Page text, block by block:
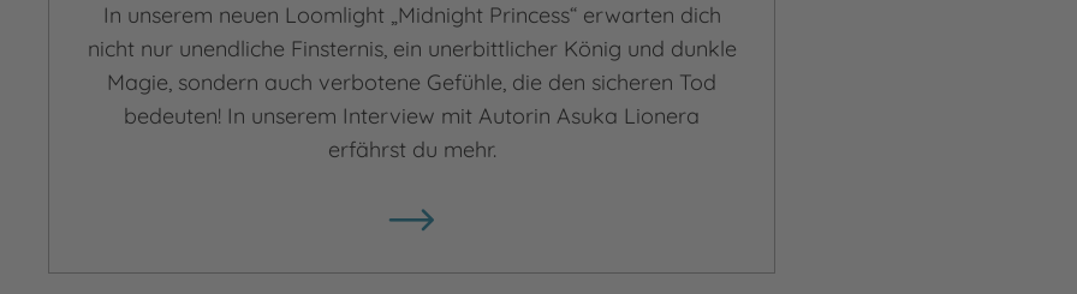
In unserem neuen Loomlight „Midnight Princess“ erwarten dich
nicht nur unendliche Finsternis, ein unerbittlicher König und dunkle
Magie, sondern auch verbotene Gefühle, die den sicheren Tod
bedeuten! In unserem Interview mit Autorin Asuka Lionera
erfährst du mehr.